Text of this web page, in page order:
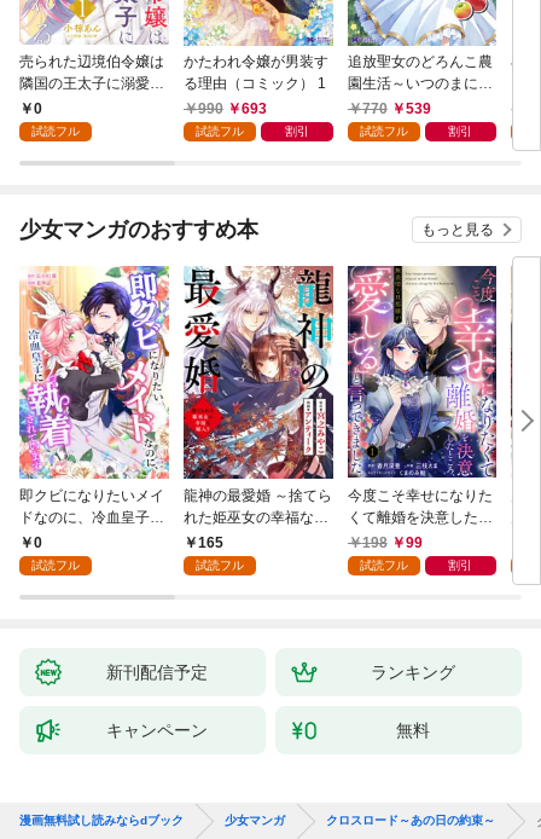
売られた辺境伯令嬢は
隣国の王太子に溺愛さ
れる 1
0
試読フル
かたわれ令嬢が男装す
る理由（コミック） 1
990
693
試読フル 割引
追放聖女のどろんこ農
園生活～いつのまにか
隣国を救ってしまいま
した～（コミック） 1
770 539
試読フル 割引
小
少女マンガのおすすめ本 もっと見る
即クビになりたいメイ
ドなのに、冷血皇子に
執着されています第1
話
0
試読フル
龍神の最愛婚 ～捨てら
れた姫巫女の幸福な嫁
入り～: 1
165
試読フル
今度こそ幸せになりた
くて離婚を決意したと
ころ、無表情な旦那様
が「愛してる」と言っ
198 99
試読フル 割引
新刊配信予定 ランキング
キャンペーン 無料
漫画無料試し読みならdブック 少女マンガ クロスロード～あの日の約束～